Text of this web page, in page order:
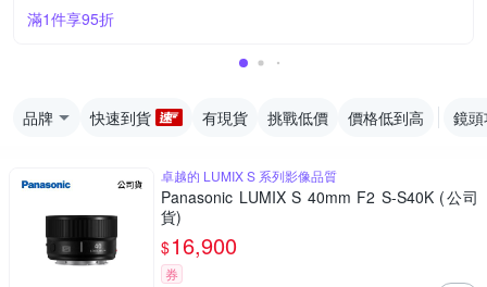
滿1件享95折
品牌 快速到貨 有現貨 挑戰低價 價格低到高 鏡
卓越的 LUMIX S 系列影像品質
Panasonic LUMIX S 40mm F2 S-S40K (公司
貨)
$16,900
券